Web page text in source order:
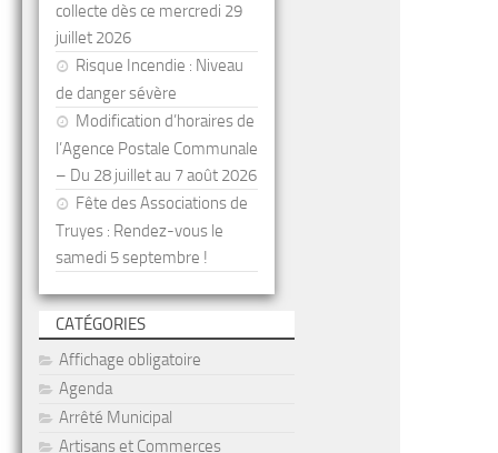
collecte dès ce mercredi 29
juillet 2026
Risque Incendie : Niveau
de danger sévère
Modification d’horaires de
l’Agence Postale Communale
– Du 28 juillet au 7 août 2026
Fête des Associations de
Truyes : Rendez-vous le
samedi 5 septembre !
CATÉGORIES
Affichage obligatoire
Agenda
Arrêté Municipal
Artisans et Commerces